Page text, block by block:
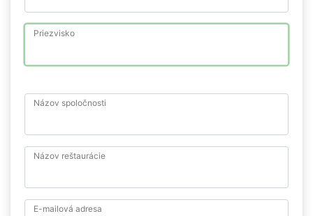
Priezvisko
Názov spoločnosti
Názov reštaurácie
E-mailová adresa